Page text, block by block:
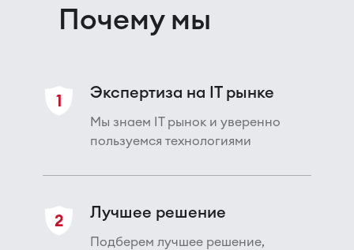
Почему мы
Экспертиза на IT рынке
Мы знаем IT рынок и уверенно
пользуемся технологиями
1
Лучшее решение
Подберем лучшее решение,
2